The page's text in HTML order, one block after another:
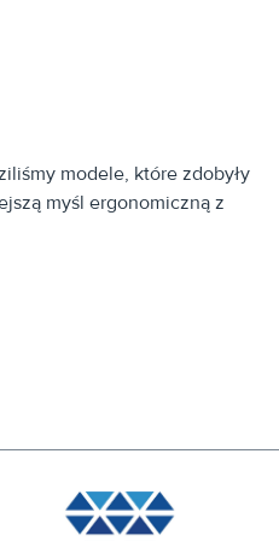
modele, które zdobyły
myśl ergonomiczną z
budżetach.